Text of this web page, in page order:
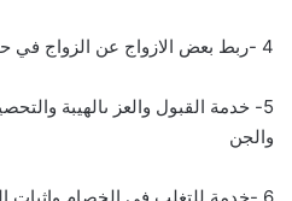
4 -ربط بعض الازواج عن الزواج في حالة تضرر الزوجة الاولى
5- خدمة القبول والعز ىالهيبة
والجن